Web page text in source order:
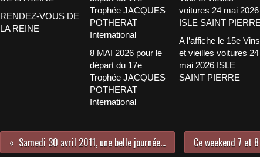
RENDEZ-VOUS DE
LA REINE
8 MAI 2026 pour le
départ du 17e
Trophée JACQUES
POTHERAT
International
A l’affiche le 15e Vins
et vieilles voitures 24
mai 2026 ISLE
SAINT PIERRE
Samedi 30 avril 2011, une belle journée Rock ‘n’ roll à Rambouillet